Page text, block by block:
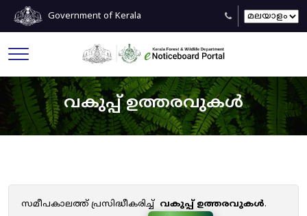
Government of Kerala
വകുപ്പ് ഉത്തരവുകൾ
സമീപകാലത്ത് പ്രസിദ്ധീകരിച്ച് വകുപ്പ് ഉത്തരവുകൾ.